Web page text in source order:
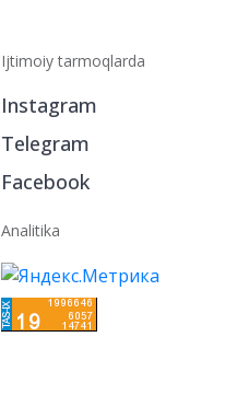
Ijtimoiy tarmoqlarda
Instagram
Analitika